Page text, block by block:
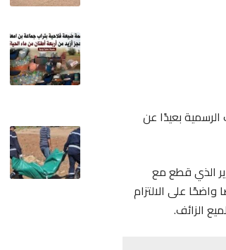
الرسمية بعيدًا عن
الذي قطع مع
على الالتزام
الزائف.